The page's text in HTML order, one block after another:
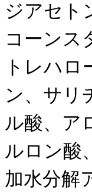
ジアセト
コーンス
トレハ
ン、サリ
ル酸、ア
ルロン酸、
加水分解